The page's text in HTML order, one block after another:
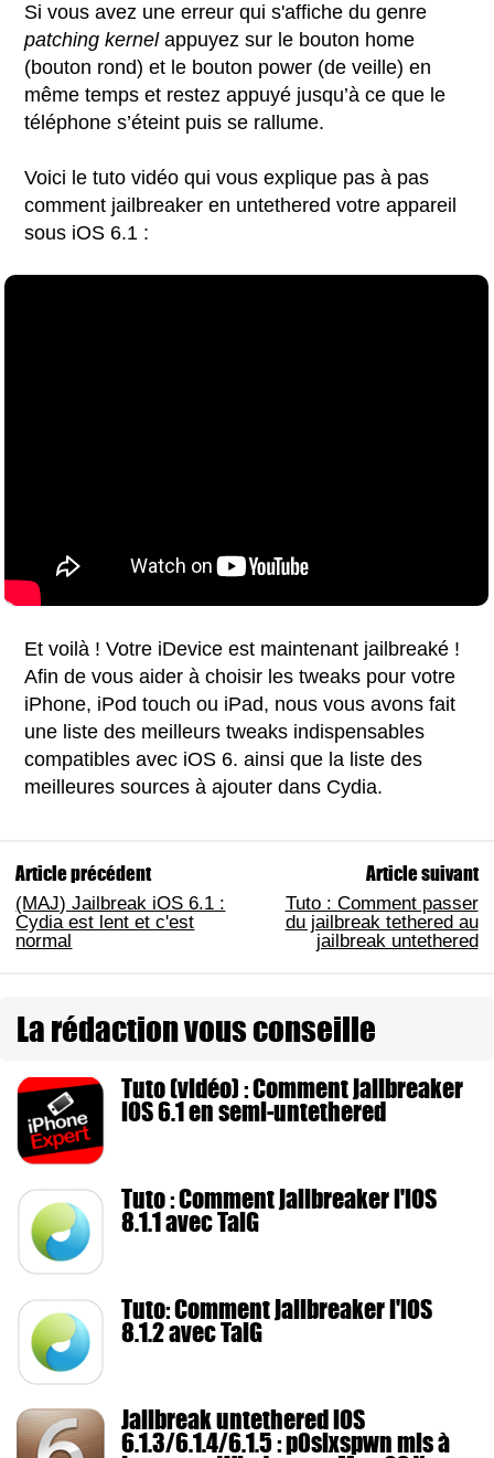
Si vous avez une erreur qui s'affiche du genre
patching kernelappuyez sur le bouton home
(bouton rond) et le bouton power (de veille) en
même temps et restez appuyé jusqu’à ce que le
téléphone s’éteint puis se rallume.
Voici le tuto vidéo qui vous explique pas à pas
comment jailbreaker en untethered votre appareil
sous iOS 6.1 :
Et voilà ! Votre iDevice est maintenant jailbreaké !
Afin de vous aider à choisir les tweaks pour votre
iPhone, iPod touch ou iPad, nous vous avons fait
une liste des meilleurs tweaks indispensables
compatibles avec iOS 6. ainsi que la liste des
meilleures sources à ajouter dans Cydia.
Article précédent
(MAJ) Jailbreak iOS 6.1 :
Cydia est lent et c'est
normal
Article suivant
Tuto : Comment passer
du jailbreak tethered au
jailbreak untethered
La rédaction vous conseille
Tuto (vidéo) : Comment jailbreaker
iOS 6.1 en semi-untethered
Tuto : Comment jailbreaker l'iOS
8.1.1 avec TaiG
Tuto: Comment jailbreaker l'iOS
8.1.2 avec TaiG
Jailbreak untethered iOS
6.1.3/6.1.4/6.1.5 : p0sixspwn mis à